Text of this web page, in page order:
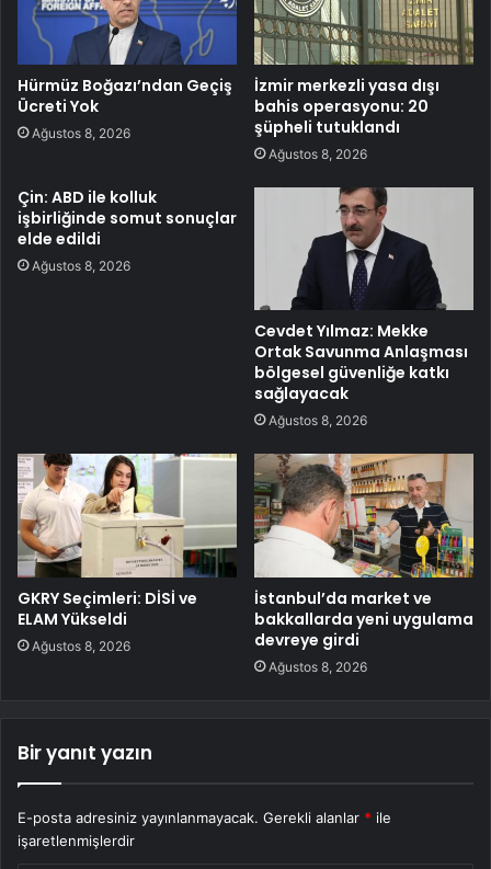
Hürmüz Boğazı’ndan Geçiş
Ücreti Yok
Ağustos 8, 2026
İzmir merkezli yasa dışı
bahis operasyonu: 20
şüpheli tutuklandı
Ağustos 8, 2026
Çin: ABD ile kolluk
işbirliğinde somut sonuçlar
elde edildi
Ağustos 8, 2026
Cevdet Yılmaz: Mekke
Ortak Savunma Anlaşması
bölgesel güvenliğe katkı
sağlayacak
Ağustos 8, 2026
GKRY Seçimleri: DİSİ ve
ELAM Yükseldi
Ağustos 8, 2026
İstanbul’da market ve
bakkallarda yeni uygulama
devreye girdi
Ağustos 8, 2026
Bir yanıt yazın
E-posta adresiniz yayınlanmayacak. Gerekli alanlar * ile
işaretlenmişlerdir